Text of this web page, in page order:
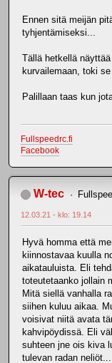
Ennen sitä meijän
tyhjentämiseksi...
Tällä hetkellä
kurvailemaan, toki
Palillaan taas kun
Fullspeedrc.fi
Facebook
W-tec
12.03.21 - klo: 19.14
Hyvä homma että
kiinnostavaa kuulla
aikatauluista. Eli
toteutetaanko jollain
Mitä siellä vanhalla
siihen kuluu aikaa.
voisivat niitä avata
kahvipöydissä. Eli
suhteen jne ois kiva
tulevan radan neliöt...